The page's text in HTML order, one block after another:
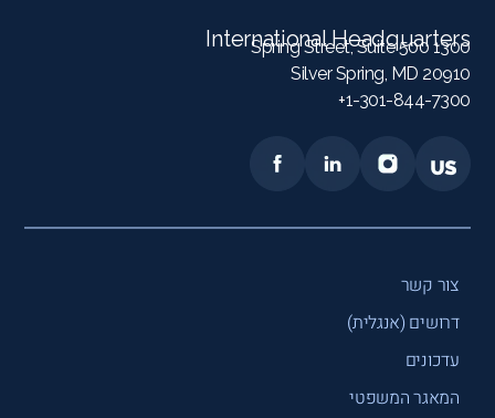
International Headquarters
1300 Spring Street, Suite 500
Silver Spring, MD 20910
1-301-844-7300+
צור קשר
דרושים (אנגלית)
עדכונים
המאגר המשפטי